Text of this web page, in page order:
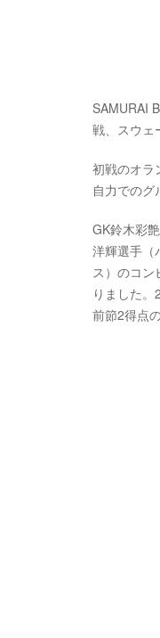
SAMURAI
戦、スウェ
初戦のオラ
自力でのグ
GK鈴木彩
洋輝選手（
ス）のコン
りました
前節2得点